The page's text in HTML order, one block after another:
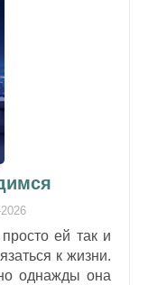
ей так и
к жизни.
однажды она